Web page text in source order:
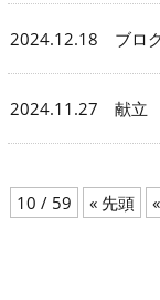
2024.12.18 ブロ
2024.11.27 献立
10 / 59 « 先頭 «